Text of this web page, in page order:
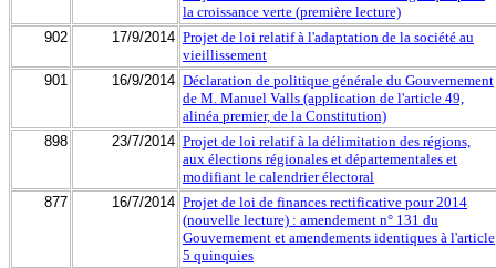
la croissance verte (première lecture)
902
17/9/2014 Projet de loi relatif à l'adaptation de la société au
vieillissement
901
16/9/2014 Déclaration de politique générale du Gouvernement
de M. Manuel Valls (application de l'article 49,
alinéa premier, de la Constitution)
898
23/7/2014 Projet de loi relatif à la délimitation des régions,
aux élections régionales et départementales et
modifiant le calendrier électoral
877
16/7/2014 Projet de loi de finances rectificative pour 2014
(nouvelle lecture) : amendement n° 131 du
Gouvernement et amendements identiques à l'article
5 quinquies